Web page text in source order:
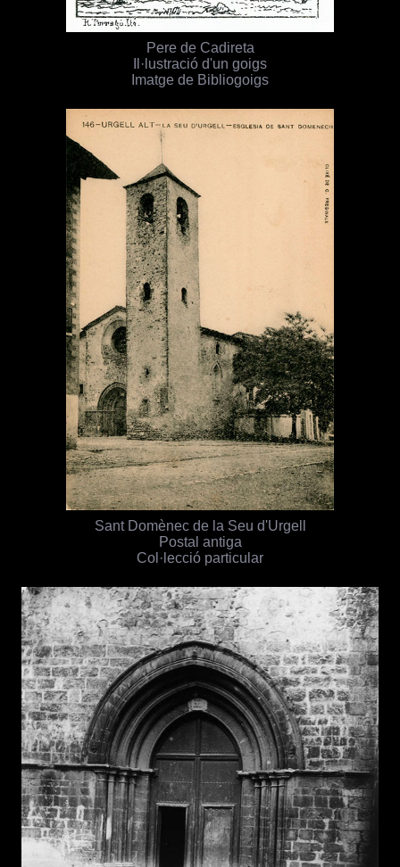
Pere de Cadireta
Il·lustració d'un goigs
Imatge de Bibliogoigs
Sant Domènec de la Seu d'Urgell
Postal antiga
Col·lecció particular